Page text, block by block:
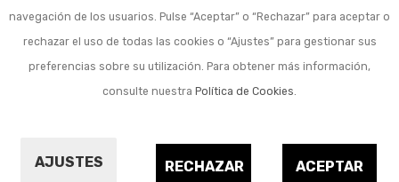
navegación de los usuarios. Pulse “Aceptar” o “Rechazar” para aceptar o
rechazar el uso de todas las cookies o “Ajustes” para gestionar sus
preferencias sobre su utilización. Para obtener más información,
consulte nuestra Política de Cookies.
AJUSTES ACEPTAR
RECHAZAR